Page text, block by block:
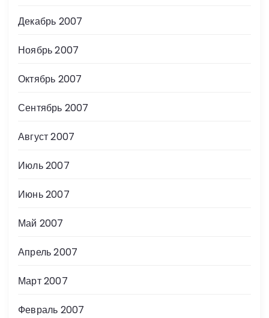
Декабрь 2007
Ноябрь 2007
Октябрь 2007
Сентябрь 2007
Август 2007
Июль 2007
Июнь 2007
Май 2007
Апрель 2007
Март 2007
Февраль 2007